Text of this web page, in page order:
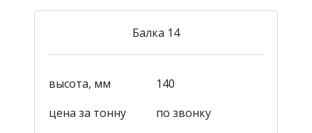
Балка 14
высота, мм
140
цена за тонну
по звонку